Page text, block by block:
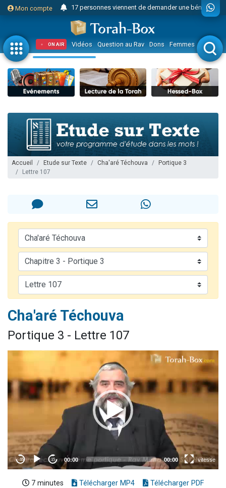
Mon compte
Il reste 49 places pour étudier en groupe sur Zoom
23 personnes viennent de faire un don pour Diane, 80 ans, dans un appartement insalubre
Eva vient de donner son Maasser
4 personnes viennent de nous rejoindre sur WhatsApp
3 personnes viennent de nous rejoindre sur WhatsApp
3 personnes viennent de faire un don pour 5 jours de vacances aux Orphelins
Odaya vient de donner son Maasser
Il reste 49 places pour étudier en groupe sur Zoom
2 personnes viennent de nous rejoindre sur WhatsApp
2 nouvelles musiques dans Torah-Box Music
3 personnes viennent de nous rejoindre sur WhatsApp
8 personnes viennent de faire un don pour Tsédaka : pauvres d'Israel
2 personnes viennent de faire un don pour 1 Journée de Vacances Pour les Enfants
ON AIR Vidéos Question au Rav Dons Femmes Enfants
Accueil Etude sur Texte Cha'aré Téchouva
Portique 3
Lettre 107
Cha'aré Téchouva
Portique 3 - Lettre 107
7 minutes Télécharger MP4 Télécharger PDF